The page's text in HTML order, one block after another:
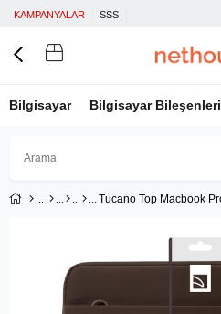
KAMPANYALAR SSS
Bilgisayar Bilgisayar Bileşenleri
Üye Ol